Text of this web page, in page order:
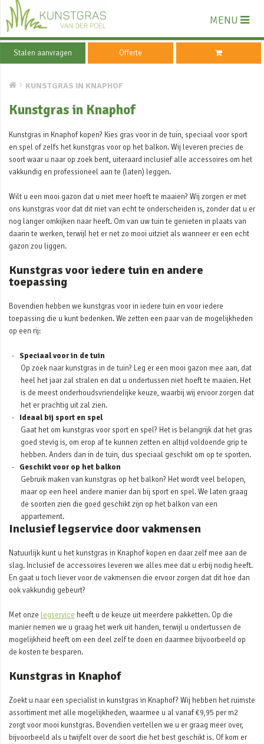
MENU
Stalen aanvragen Offerte
KUNSTGRAS IN KNAPHOF
Kunstgras in Knaphof
Kunstgras in Knaphof kopen? Kies gras voor in de tuin, speciaal voor sport
en spel of zelfs het kunstgras voor op het balkon. Wij leveren precies de
soort waar u naar op zoek bent, uiteraard inclusief alle accessoires om het
vakkundig en professioneel aan te (laten) leggen.
Wilt u een mooi gazon dat u niet meer hoeft te maaien? Wij zorgen er met
ons kunstgras voor dat dit niet van echt te onderscheiden is, zonder dat u er
nog langer omkijken naar heeft. Om van uw tuin te genieten in plaats van
daarin te werken, terwijl het er net zo mooi uitziet als wanneer er een echt
gazon zou liggen.
Kunstgras voor iedere tuin en andere
toepassing
Bovendien hebben we kunstgras voor in iedere tuin en voor iedere
toepassing die u kunt bedenken. We zetten een paar van de mogelijkheden
op een rij:
Speciaal voor in de tuin
Op zoek naar kunstgras in de tuin? Leg er een mooi gazon mee aan, dat
heel het jaar zal stralen en dat u ondertussen niet hoeft te maaien. Het
is de meest onderhoudsvriendelijke keuze, waarbij wij ervoor zorgen dat
het er prachtig uit zal zien.
Ideaal bij sport en spel
Gaat het om kunstgras voor sport en spel? Het is belangrijk dat het gras
goed stevig is, om erop af te kunnen zetten en altijd voldoende grip te
hebben. Anders dan in de tuin, dus speciaal geschikt om op te sporten.
Geschikt voor op het balkon
Gebruik maken van kunstgras op het balkon? Het wordt veel belopen,
maar op een heel andere manier dan bij sport en spel. We laten graag
de soorten zien die goed geschikt zijn op het balkon van een
appartement.
Inclusief legservice door vakmensen
Natuurlijk kunt u het kunstgras in Knaphof kopen en daar zelf mee aan de
slag. Inclusief de accessoires leveren we alles mee dat u erbij nodig heeft.
En gaat u toch liever voor de vakmensen die ervoor zorgen dat dit hoe dan
ook vakkundig gebeurt?
Met onze legservice heeft u de keuze uit meerdere pakketten. Op die
manier nemen we u graag het werk uit handen, terwijl u ondertussen de
mogelijkheid heeft om een deel zelf te doen en daarmee bijvoorbeeld op
de kosten te besparen.
Kunstgras in Knaphof
Zoekt u naar een specialist in kunstgras in Knaphof? Wij hebben het ruimste
assortiment met alle mogelijkheden, waarmee u al vanaf €9,95 per m2
zorgt voor mooi kunstgras. Bovendien vertellen we u er graag meer over,
bijvoorbeeld als u twijfelt over de soort die het best geschikt is. Of kom er